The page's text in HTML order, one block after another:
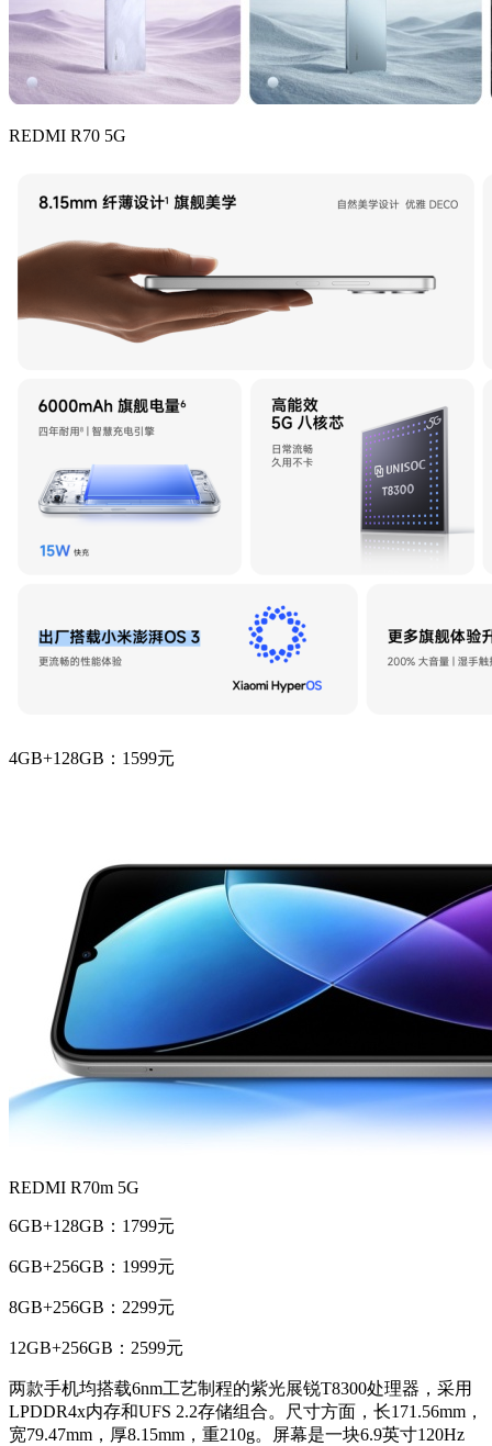
REDMI R70 5G
4GB+128GB：1599元
REDMI R70m 5G
6GB+128GB：1799元
6GB+256GB：1999元
8GB+256GB：2299元
12GB+256GB：2599元
两款手机均搭载6nm工艺制程的紫光展锐T8300处理器，采用
LPDDR4x内存和UFS 2.2存储组合。尺寸方面，长171.56mm，
宽79.47mm，厚8.15mm，重210g。屏幕是一块6.9英寸120Hz